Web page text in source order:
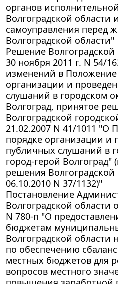
органов
Волгоградской области
самоуправления перед
Волгоградской области"
Решение
30 ноября 2011 г. N 54/
изменений в Положение
организации и
слушаний в городском
Волгоград, принятое
Волгоградской
21.02.2007 N 41/1011 "О
порядке организации и
публичных слушаний в
город-герой Волгоград"
решения
06.10.2010 N 37/1132)"
Постановление
Волгоградской области
N 780-п "О
бюджетам
Волгоградской области
по обеспечению
местных бюджетов для
вопросов местного